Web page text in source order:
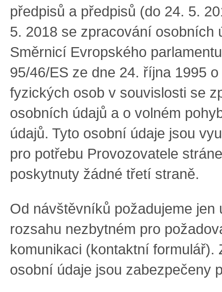
předpisů a předpisů (do 24. 5.
5. 2018 se zpracování osobních
Směrnicí Evropského
95/46/ES ze dne 24. října 1995
fyzických osob v souvislosti se
osobních údajů a o volném
údajů. Tyto osobní údaje jsou
pro potřebu Provozovatele
poskytnuty žádné třetí straně.
Od návštěvníků požadujeme jen
rozsahu nezbytném pro
komunikaci (kontaktní formulář).
osobní údaje jsou zabezpečeny